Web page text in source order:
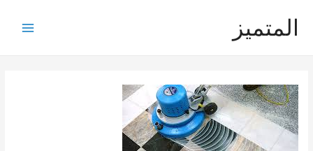
المتميز